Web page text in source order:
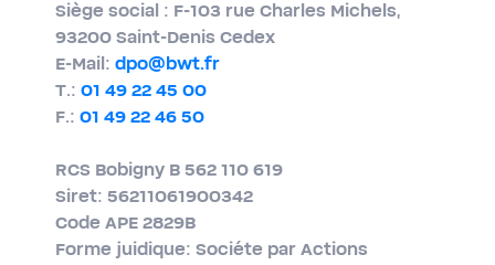
Siège social : F-103 rue Charles Michels,
93200 Saint-​Denis Cedex
E-​Mail: dpo@bwt.fr
T.: 01 49 22 45 00
F.: 01 49 22 46 50
RCS Bobigny B 562 110 619
Siret: 56211061900342
Code APE 2829B
Forme juidique: Sociéte par Actions